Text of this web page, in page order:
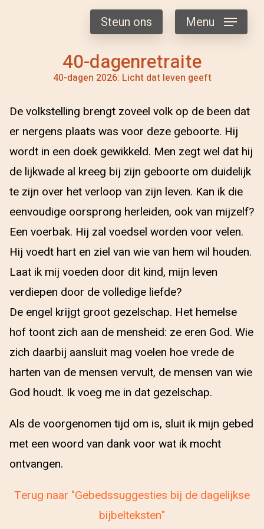
40-dagenretraite
40-dagen 2026: Licht dat leven geeft
Steun ons Menu
De volkstelling brengt zoveel volk op de been dat
er nergens plaats was voor deze geboorte. Hij
wordt in een doek gewikkeld. Men zegt wel dat hij
de lijkwade al kreeg bij zijn geboorte om duidelijk
te zijn over het verloop van zijn leven. Kan ik die
eenvoudige oorsprong herleiden, ook van mijzelf?
Een voerbak. Hij zal voedsel worden voor velen.
Hij voedt hart en ziel van wie van hem wil houden.
Laat ik mij voeden door dit kind, mijn leven
verdiepen door de volledige liefde?
De engel krijgt groot gezelschap. Het hemelse
hof toont zich aan de mensheid: ze eren God. Wie
zich daarbij aansluit mag voelen hoe vrede de
harten van de mensen vervult, de mensen van wie
God houdt. Ik voeg me in dat gezelschap.
Als de voorgenomen tijd om is, sluit ik mijn gebed
met een woord van dank voor wat ik mocht
ontvangen.
Terug naar "Gebedssuggesties bij de dagelijkse
bijbelteksten"